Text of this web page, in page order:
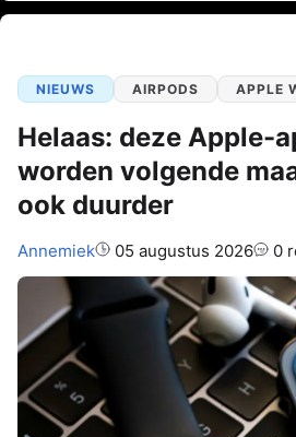
NIEUWS AIRPODS APPLE
Helaas: deze Apple-
worden volgende
ook duurder
Auteur:
Annemiek 05 augustus 2026 0